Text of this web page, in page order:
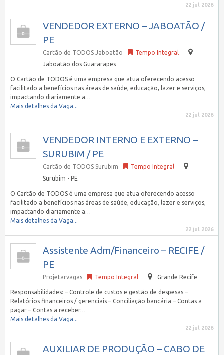
22 jul 2026
VENDEDOR EXTERNO – JABOATÃO /
PE
Cartão de TODOS Jaboatão
Tempo Integral
Jaboatão dos Guararapes
O Cartão de TODOS é uma empresa que atua oferecendo acesso
facilitado a benefícios nas áreas de saúde, educação, lazer e serviços,
impactando diariamente a…
Mais detalhes da Vaga...
22 jul 2026
VENDEDOR INTERNO E EXTERNO –
SURUBIM / PE
Cartão de TODOS Surubim
Tempo Integral
Surubim - PE
O Cartão de TODOS é uma empresa que atua oferecendo acesso
facilitado a benefícios nas áreas de saúde, educação, lazer e serviços,
impactando diariamente a…
Mais detalhes da Vaga...
22 jul 2026
Assistente Adm/Financeiro – RECIFE /
PE
Projetarvagas Tempo Integral Grande Recife
Responsabilidades: – Controle de custos e gestão de despesas –
Relatórios financeiros / gerenciais – Conciliação bancária – Contas a
pagar – Contas a receber…
Mais detalhes da Vaga...
22 jul 2026
AUXILIAR DE PRODUÇÃO – CABO DE